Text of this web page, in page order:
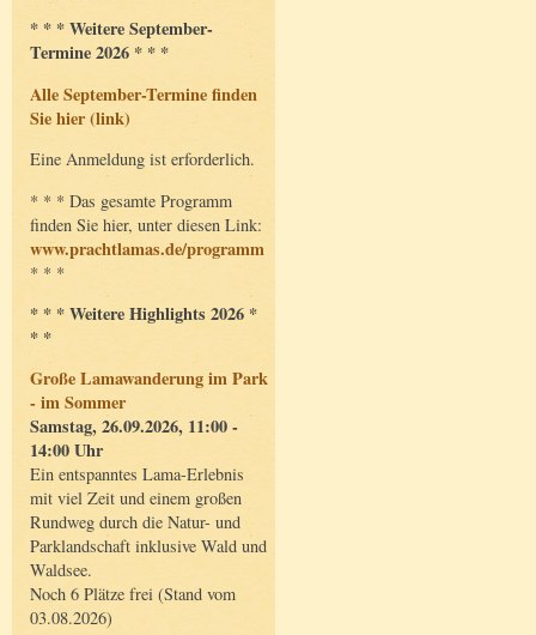
* * * Weitere September-
Termine 2026 * * *
Alle September-Termine finden
Sie hier (link)
Eine Anmeldung ist erforderlich.
* * * Das gesamte Programm
finden Sie hier, unter diesen Link:
www.prachtlamas.de/programm
* * *
* * * Weitere Highlights 2026 *
* *
Große Lamawanderung im Park
- im Sommer
Samstag, 26.09.2026, 11:00 -
14:00 Uhr
Ein entspanntes Lama-Erlebnis
mit viel Zeit und einem großen
Rundweg durch die Natur- und
Parklandschaft inklusive Wald und
Waldsee.
Noch 6 Plätze frei (Stand vom
03.08.2026)